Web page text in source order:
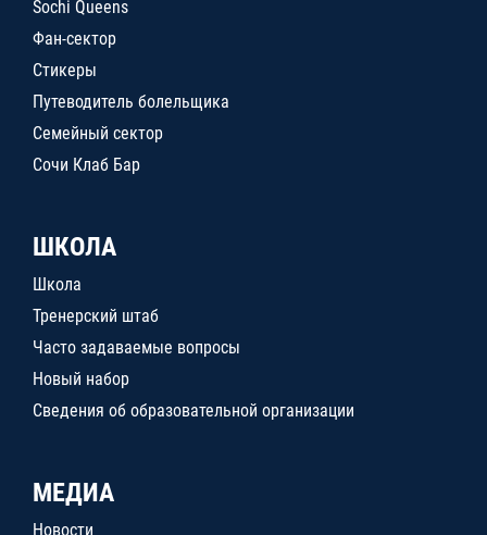
Sochi Queens
Фан-сектор
Стикеры
Путеводитель болельщика
Семейный сектор
Сочи Клаб Бар
ШКОЛА
Школа
Тренерский штаб
Часто задаваемые вопросы
Новый набор
Сведения об образовательной организации
МЕДИА
Новости